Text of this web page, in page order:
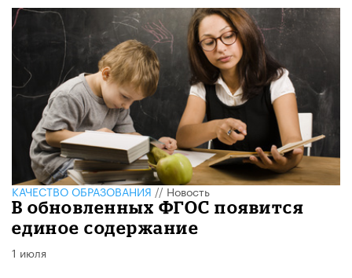
КАЧЕСТВО ОБРАЗОВАНИЯ//Новость
В обновленных ФГОС появится
единое содержание
1 июля